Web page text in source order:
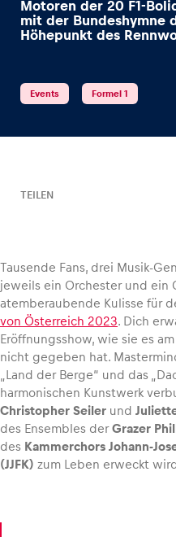
Seiten
Business
Motoren der 20 F1-
mit der Bundeshymne
Höhepunkt des
Events Formel 1
TEILEN
Tausende Fans, drei Musik-
jeweils ein Orchester und ein
atemberaubende Kulisse für
von Österreich 2023. Dich
Eröffnungsshow, wie sie es
nicht gegeben hat.
„Land der Berge“ und das
harmonischen Kunstwerk
Christopher Seiler und
des Ensembles derGrazer
des Kammerchors Johann-
(JJFK) zum Leben erweckt